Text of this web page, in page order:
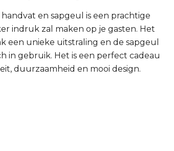
en sapgeul is een prachtige
indruk zal maken op je gasten. Het
unieke uitstraling en de sapgeul
in gebruik. Het is een perfect cadeau
duurzaamheid en mooi design.